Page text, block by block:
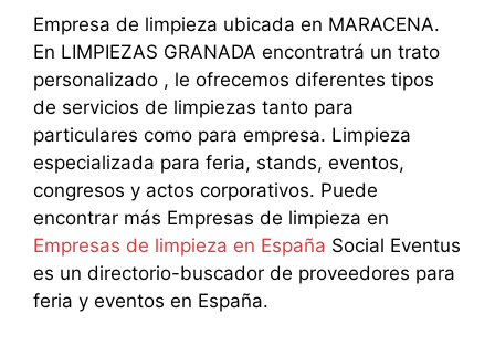
Empresa de limpieza ubicada en MARACENA.
En LIMPIEZAS GRANADA encontratrá un trato
personalizado , le ofrecemos diferentes tipos
de servicios de limpiezas tanto para
particulares como para empresa. Limpieza
especializada para feria, stands, eventos,
congresos y actos corporativos. Puede
encontrar más Empresas de limpieza en
Empresas de limpieza en España Social Eventus
es un directorio-buscador de proveedores para
feria y eventos en España.